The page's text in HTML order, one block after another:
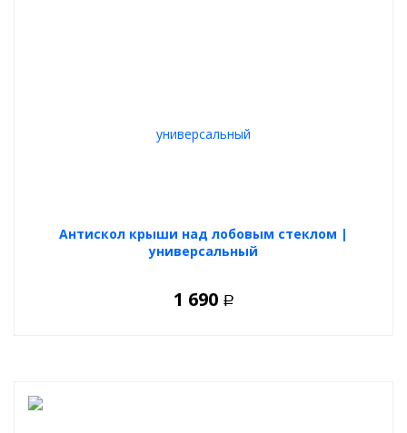
Антискол крыши над лобовым стеклом |
универсальный
1 690 Р